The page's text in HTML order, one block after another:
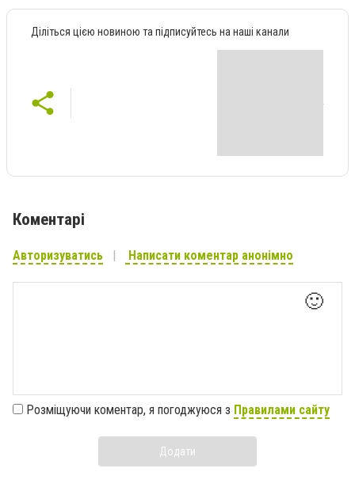
Діліться цією новиною та підписуйтесь на наші канали
Коментарі
Авторизуватись Написати коментар анонімно
🙂
Розміщуючи коментар, я погоджуюся з Правилами сайту
Додати